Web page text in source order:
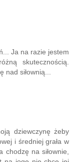
Ja na razie jestem
skutecznością.
siłownią...
dziewczynę żeby
i średniej grała w
na siłownie,